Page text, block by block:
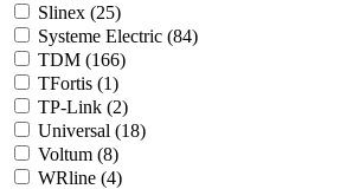
Slinex (25)
Systeme Electric (84)
TDM (166)
TFortis (1)
TP-Link (2)
Universal (18)
Voltum (8)
WRline (4)